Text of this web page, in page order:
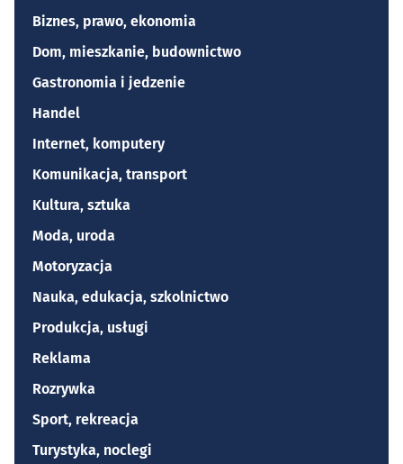
Biznes, prawo, ekonomia
Dom, mieszkanie, budownictwo
Gastronomia i jedzenie
Handel
Internet, komputery
Komunikacja, transport
Kultura, sztuka
Moda, uroda
Motoryzacja
Nauka, edukacja, szkolnictwo
Produkcja, usługi
Reklama
Rozrywka
Sport, rekreacja
Turystyka, noclegi